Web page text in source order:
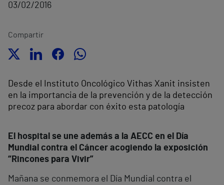
03/02/2016
Compartir
Desde el Instituto Oncológico Vithas Xanit insisten
en la importancia de la prevención y de la detección
precoz para abordar con éxito esta patología
El hospital se une además a la AECC en el Día
Mundial contra el Cáncer acogiendo la exposición
“Rincones para Vivir”
Mañana se conmemora el Día Mundial contra el